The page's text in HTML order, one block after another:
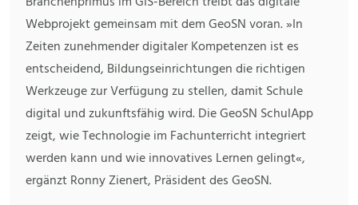
Webprojekt gemeinsam mit dem GeoSN voran. »In
Zeiten zunehmender digitaler Kompetenzen ist es
entscheidend, Bildungseinrichtungen die richtigen
Werkzeuge zur Verfügung zu stellen, damit Schule
digital und zukunftsfähig wird. Die GeoSN SchulApp
zeigt, wie Technologie im Fachunterricht integriert
werden kann und wie innovatives Lernen gelingt«,
ergänzt Ronny Zienert, Präsident des GeoSN.